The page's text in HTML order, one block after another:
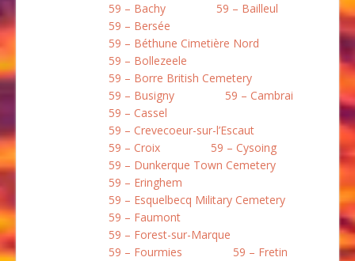
59 – Bachy
59 – Bailleul
59 – Bersée
59 – Béthune Cimetière Nord
59 – Bollezeele
59 – Borre British Cemetery
59 – Busigny
59 – Cambrai
59 – Cassel
59 – Crevecoeur-sur-l’Escaut
59 – Croix
59 – Cysoing
59 – Dunkerque Town Cemetery
59 – Eringhem
59 – Esquelbecq Military Cemetery
59 – Faumont
59 – Forest-sur-Marque
59 – Fourmies
59 – Fretin